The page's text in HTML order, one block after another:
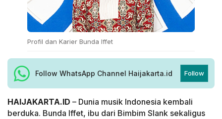
Profil dan Karier Bunda Iffet
Follow WhatsApp Channel Haijakarta.id Follow
HAIJAKARTA.ID – Dunia musik Indonesia kembali
berduka. Bunda Iffet, ibu dari Bimbim Slank sekaligus